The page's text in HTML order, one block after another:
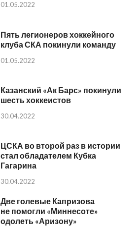
01.05.2022
Пять легионеров хоккейного
клуба СКА покинули команду
01.05.2022
Казанский «Ак Барс» покинули
шесть хоккеистов
30.04.2022
ЦСКА во второй раз в истории
стал обладателем Кубка
Гагарина
30.04.2022
Две голевые Капризова
не помогли «Миннесоте»
одолеть «Аризону»